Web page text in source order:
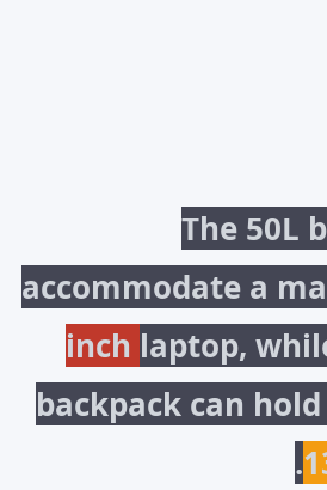
The 50L
accommodate a
inch laptop,
backpack can